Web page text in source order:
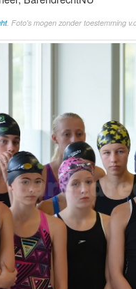
. Foto's mogen zonder toestemming